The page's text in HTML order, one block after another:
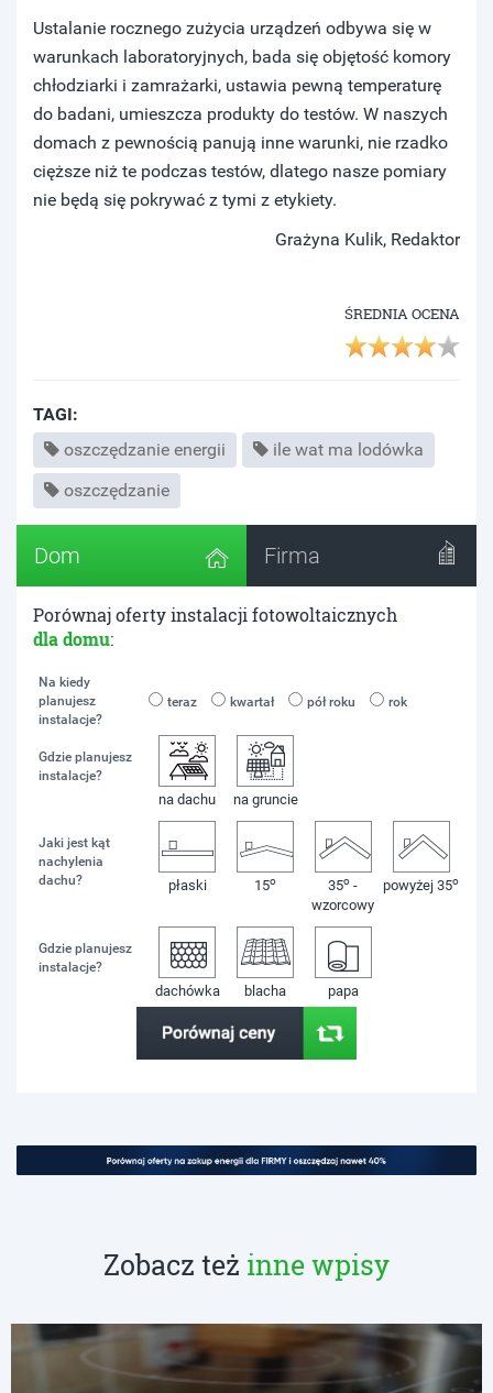
Ustalanie rocznego zużycia urządzeń odbywa się w
warunkach laboratoryjnych, bada się objętość komory
chłodziarki i zamrażarki, ustawia pewną temperaturę
do badani, umieszcza produkty do testów. W naszych
domach z pewnością panują inne warunki, nie rzadko
cięższe niż te podczas testów, dlatego nasze pomiary
nie będą się pokrywać z tymi z etykiety.
Grażyna Kulik, Redaktor
ŚREDNIA OCENA
TAGI:
oszczędzanie energii
ile wat ma lodówka
oszczędzanie
Dom Firma
Porównaj oferty instalacji fotowoltaicznych
dla domu:
Na kiedy
planujesz
instalacje?
teraz kwartał pół roku rok
Gdzie planujesz
instalacje?
na dachu na gruncie
Jaki jest kąt
nachylenia
dachu?
płaski 15o 35o -
wzorcowy
powyżej 35o
Gdzie planujesz
instalacje?
dachówka blacha papa
Zobacz też inne wpisy